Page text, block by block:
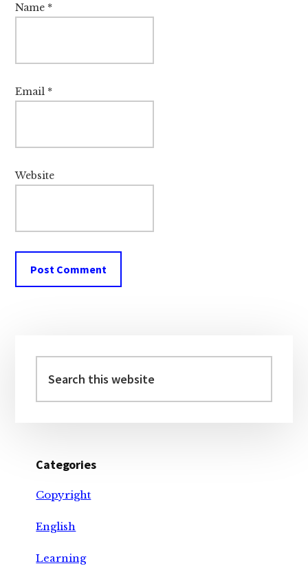
Name *
Email *
Website
Sidebar
this
website
Categories
Copyright
English
Learning